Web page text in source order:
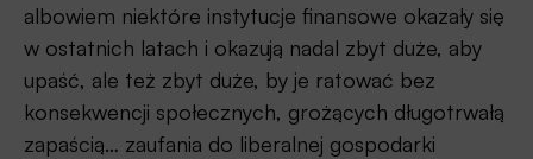
albowiem niektóre instytucje finansowe okazały się
w ostatnich latach i okazują nadal zbyt duże, aby
upaść, ale też zbyt duże, by je ratować bez
konsekwencji społecznych, grożących długotrwałą
zapaścią… zaufania do liberalnej gospodarki